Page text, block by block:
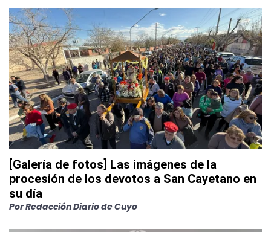
[Galería de fotos] Las imágenes de la
procesión de los devotos a San Cayetano en
su día
PorRedacción Diario de Cuyo